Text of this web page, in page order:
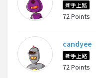
新手上路
72 Points
candyee
新手上路
72 Points